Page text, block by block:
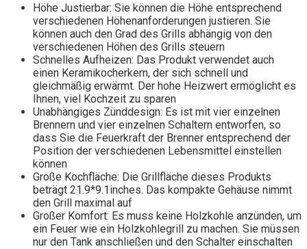
Höhe Justierbar: Sie können die Höhe entsprechend
verschiedenen Höhenanforderungen justieren. Sie
können auch den Grad des Grills abhängig von den
verschiedenen Höhen des Grills steuern
Schnelles Aufheizen: Das Produkt verwendet auch
einen Keramikocherkern, der sich schnell und
gleichmäßig erwärmt. Der hohe Heizwert ermöglicht es
Ihnen, viel Kochzeit zu sparen
Unabhängiges Zünddesign: Es ist mit vier einzelnen
Brennern und vier einzelnen Schaltern entworfen, so
dass Sie die Feuerkraft der Brenner entsprechend der
Position der verschiedenen Lebensmittel einstellen
können
Große Kochfläche: Die Grillfläche dieses Produkts
beträgt 21.9*9.1inches. Das kompakte Gehäuse nimmt
den Grill maximal auf
Großer Komfort: Es muss keine Holzkohle anzünden, um
ein Feuer wie ein Holzkohlegrill zu machen. Sie müssen
nur den Tank anschließen und den Schalter einschalten